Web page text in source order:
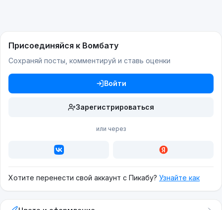
Присоединяйся к Вомбату
Сохраняй посты, комментируй и ставь оценки
Войти
Зарегистрироваться
или через
Хотите перенести свой аккаунт с Пикабу? Узнайте как